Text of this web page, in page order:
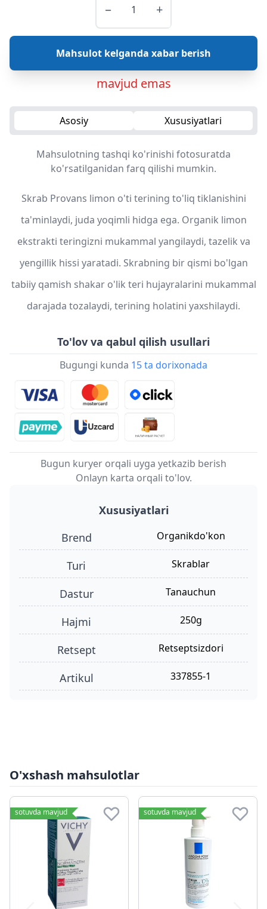
− +
Mahsulot kelganda xabar berish
mavjud emas
Asosiy Xususiyatlari
Mahsulotning tashqi ko'rinishi fotosuratda
ko'rsatilganidan farq qilishi mumkin.
Skrab Provans limon o'ti terining to'liq tiklanishini
ta'minlaydi, juda yoqimli hidga ega. Organik limon
ekstrakti teringizni mukammal yangilaydi, tazelik va
yengillik hissi yaratadi. Skrabning bir qismi bo'lgan
tabiiy qamish shakar o'lik teri hujayralarini mukammal
darajada tozalaydi, terining holatini yaxshilaydi.
To'lov va qabul qilish usullari
Bugungi kunda 15 ta dorixonada
Bugun kuryer orqali uyga yetkazib berish
Onlayn karta orqali to'lov.
Xususiyatlari
Brend
organikdo'kon
turi skrablar
dastur tanauchun
hajmi 250g
retsept retseptsizdori
Artikul 337855-1
O'xshash mahsulotlar
sotuvda mavjud sotuvda mavjud